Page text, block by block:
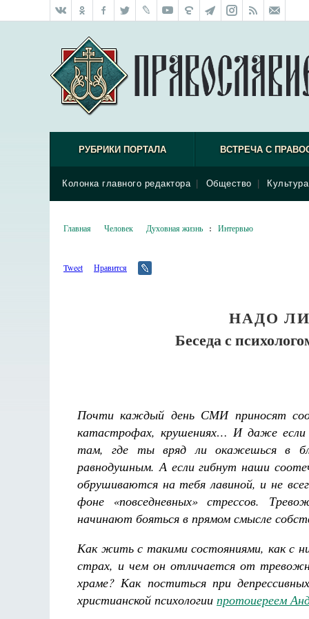
РУБРИКИ ПОРТАЛА ВСТРЕЧА С
Колонка главного редактора Общество Культура
Главная Человек Духовная жизнь : Интервью
Tweet Нравится
НАДО
Беседа с
Почти каждый день СМИ приносят
катастрофах, крушениях… И даже если
там, где ты вряд ли окажешься в
равнодушным. А если гибнут наши
обрушиваются на тебя лавиной, и не
фоне «повседневных» стрессов.
начинают бояться в прямом смысле
Как жить с такими состояниями, как с
страх, и чем он отличается от
храме? Как поститься при
христианской психологии протоиереем